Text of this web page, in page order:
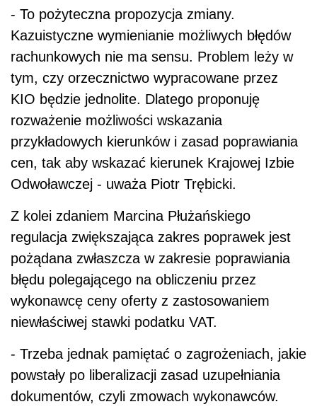
- To pożyteczna propozycja zmiany.
Kazuistyczne wymienianie możliwych błędów
rachunkowych nie ma sensu. Problem leży w
tym, czy orzecznictwo wypracowane przez
KIO będzie jednolite. Dlatego proponuję
rozważenie możliwości wskazania
przykładowych kierunków i zasad poprawiania
cen, tak aby wskazać kierunek Krajowej Izbie
Odwoławczej - uważa Piotr Trębicki.
Z kolei zdaniem Marcina Płużańskiego
regulacja zwiększająca zakres poprawek jest
pożądana zwłaszcza w zakresie poprawiania
błędu polegającego na obliczeniu przez
wykonawcę ceny oferty z zastosowaniem
niewłaściwej stawki podatku VAT.
- Trzeba jednak pamiętać o zagrożeniach, jakie
powstały po liberalizacji zasad uzupełniania
dokumentów, czyli zmowach wykonawców.